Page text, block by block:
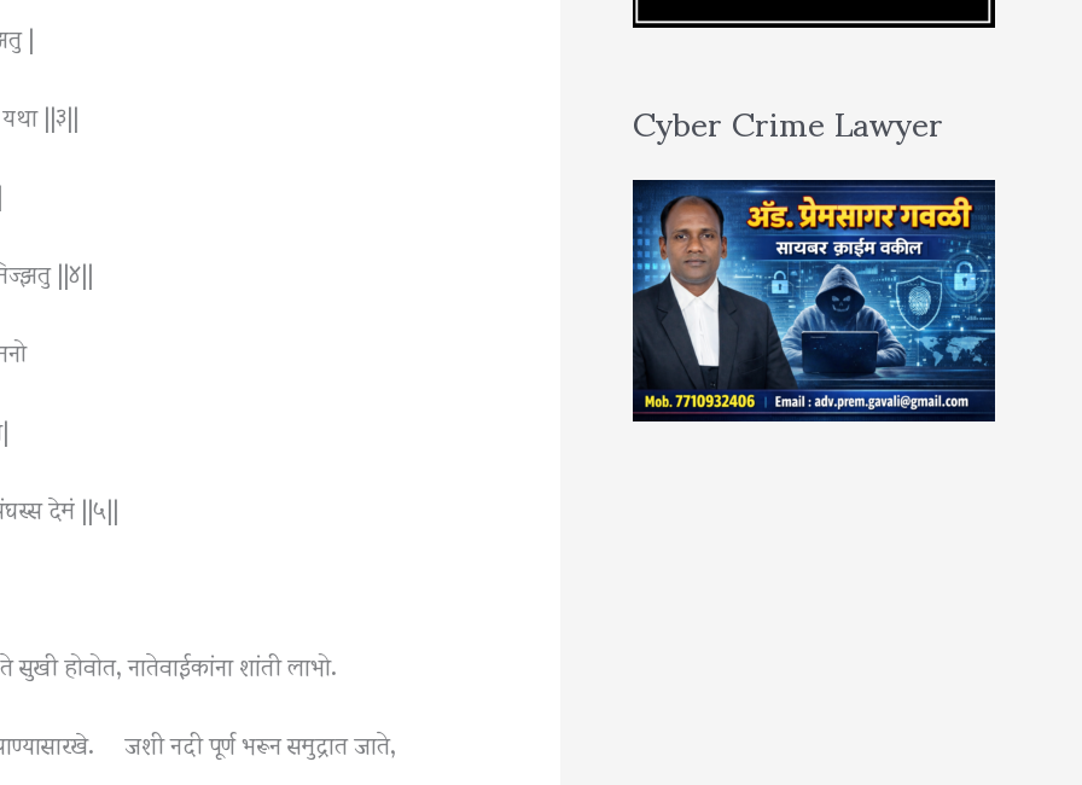
|
||३||
||४||
देमं ||५||
होवोत, नातेवाईकांना शांती लाभो.
जशी नदी पूर्ण भरून समुद्रात जाते,
Cyber Crime Lawyer